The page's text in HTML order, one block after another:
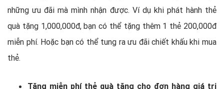
những ưu đãi mà mình nhận được. Ví dụ khi phát hành thẻ
quà tặng 1,000,000đ, bạn có thể tặng thêm 1 thẻ 200,000đ
miễn phí. Hoặc bạn có thể tung ra ưu đãi chiết khấu khi mua
thẻ.
Tặng miễn phí thẻ quà tặng cho đơn hàng giá trị